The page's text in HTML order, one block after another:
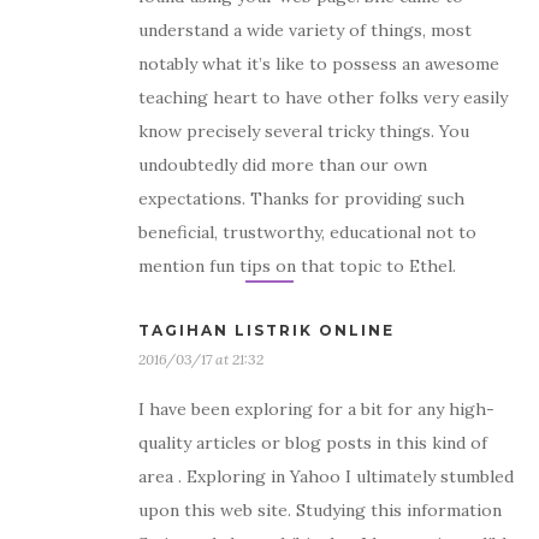
understand a wide variety of things, most
notably what it’s like to possess an awesome
teaching heart to have other folks very easily
know precisely several tricky things. You
undoubtedly did more than our own
expectations. Thanks for providing such
beneficial, trustworthy, educational not to
mention fun tips on that topic to Ethel.
TAGIHAN LISTRIK ONLINE
2016/03/17 at 21:32
I have been exploring for a bit for any high-
quality articles or blog posts in this kind of
area . Exploring in Yahoo I ultimately stumbled
upon this web site. Studying this information